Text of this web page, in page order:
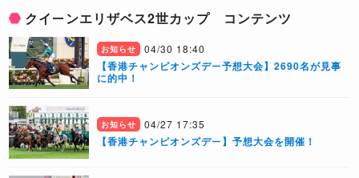
クイーンエリザベス2世カップ コンテンツ
お知らせ 04/30 18:40
【香港チャンピオンズデー予想大会】2690名が見事
に的中！
お知らせ 04/27 17:35
【香港チャンピオンズデー】予想大会を開催！